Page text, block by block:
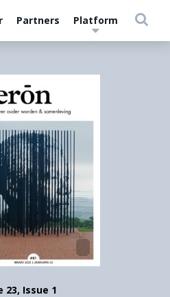
Partners Platform
23, Issue 1